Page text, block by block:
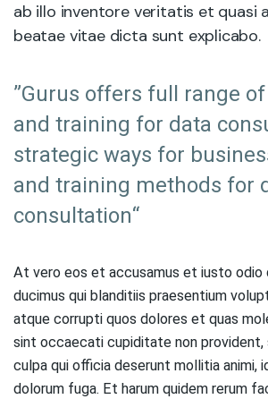
ab illo inventore veritatis et quasi
beatae vitae dicta sunt explicabo.
”Gurus offers full range
and training for data
strategic ways for
and training methods for
consultation“
At vero eos et accusamus et iusto odio
ducimus qui blanditiis praesentium
atque corrupti quos dolores et quas
sint occaecati cupiditate non provident,
culpa qui officia deserunt mollitia animi,
dolorum fuga. Et harum quidem rerum